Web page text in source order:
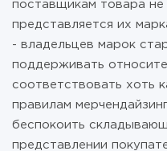
поставщикам товара не
представляется их
- владельцев марок
поддерживать
соответствовать хоть
правилам
беспокоить
представлении